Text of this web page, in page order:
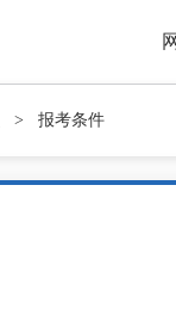
> 报考条件